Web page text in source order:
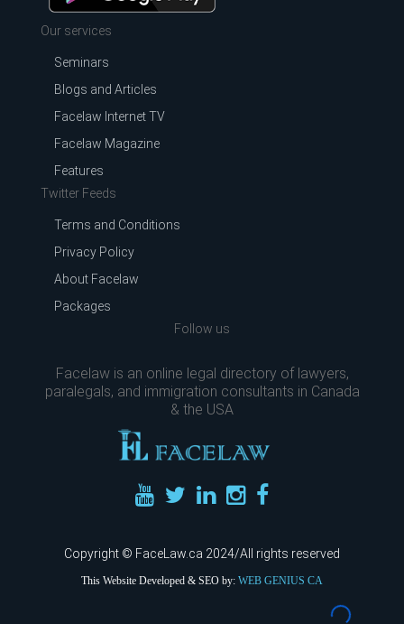
Our services
Seminars
Blogs and Articles
Facelaw Internet TV
Facelaw Magazine
Features
Twitter Feeds
Terms and Conditions
Privacy Policy
About Facelaw
Packages
Follow us
Facelaw is an online legal directory of lawyers,
paralegals, and immigration consultants in Canada
& the USA
Copyright © FaceLaw.ca 2024/All rights reserved
This Website Developed & SEO by: WEB GENIUS CA